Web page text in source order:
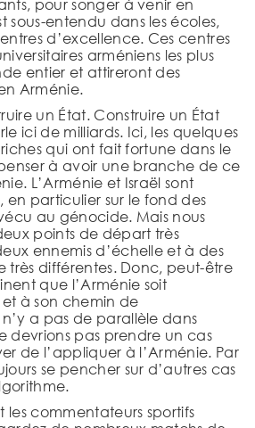
pour songer à venir en
sous-entendu dans les écoles,
d’excellence. Ces centres
arméniens les plus
entier et attireront des
Arménie.
un État. Construire un État
ici de milliards. Ici, les quelques
qui ont fait fortune dans le
à avoir une branche de ce
L’Arménie et Israël sont
en particulier sur le fond des
au génocide. Mais nous
points de départ très
ennemis d’échelle et à des
très différentes. Donc, peut-être
que l’Arménie soit
à son chemin de
a pas de parallèle dans
devrions pas prendre un cas
de l’appliquer à l’Arménie. Par
se pencher sur d’autres cas
les commentateurs sportifs